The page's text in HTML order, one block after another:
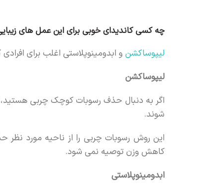
چه کسی کاندیدای خوبی برای این عمل های
لیپوساکشنو ابدومینوپلاستی اغلب برای
لیپوساکشن
اگر به دنبال حذف رسوبات کوچک چربی
شوند.
این روش رسوبات چربی را از ناحیه مورد
کاهش وزن توصیه نمی شود.
ابدومینوپلاستی